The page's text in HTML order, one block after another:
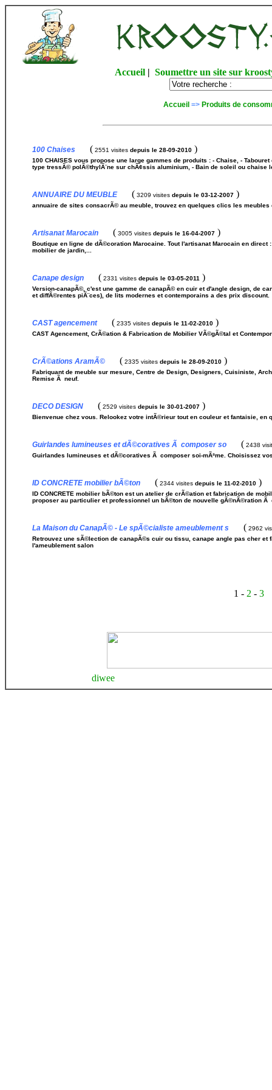
Accueil |Soumettre un site sur
Accueil => Produits de
100 Chaises ( 2551 visites depuis le 28-09-2010 )
100 CHAISES vous propose une large gammes de produits : - Chaise, -
type tressÃ© polÃ©thylÃ¨ne sur chÃ¢ssis aluminium, - Bain de soleil ou chaise
ANNUAIRE DU MEUBLE( 3209 visites depuis le 03-12-2007 )
annuaire de sites consacrÃ© au meuble, trouvez en quelques clics les meubles
Artisanat Marocain ( 3005 visites depuis le 16-04-2007 )
Boutique en ligne de dÃ©coration Marocaine. Tout l'artisanat Marocain en
mobilier de jardin,...
Canape design ( 2331 visites depuis le 03-05-2011 )
Version-canapÃ©, c'est une gamme de canapÃ© en cuir et d'angle design, de
et diffÃ©rentes piÃ¨ces), de lits modernes et contemporains a des prix discount.
CAST agencement( 2335 visites depuis le 11-02-2010 )
CAST Agencement, CrÃ©ation & Fabrication de Mobilier VÃ©gÃ©tal et
CrÃ©ations AramÃ© ( 2335 visites depuis le 28-09-2010 )
Fabriquant de meuble sur mesure, Centre de Design, Designers, Cuisiniste,
Remise Ã neuf.
DECO DESIGN ( 2529 visites depuis le 30-01-2007 )
Bienvenue chez vous. Relookez votre intÃ©rieur tout en couleur et fantaisie, en
Guirlandes lumineuses et dÃ©coratives Ã composer so ( 2438
Guirlandes lumineuses et dÃ©coratives Ã composer soi-mÃªme. Choisissez
ID CONCRETE mobilier bÃ©ton ( 2344 visites depuis le 11-02-2010 )
ID CONCRETE mobilier bÃ©ton est un atelier de crÃ©ation et fabrication de
proposer au particulier et professionnel un bÃ©ton de nouvelle gÃ©nÃ©ration Ã
La Maison du CanapÃ© - Le spÃ©cialiste ameublement s ( 2962
Retrouvez une sÃ©lection de canapÃ©s cuir ou tissu, canape angle pas cher
l'ameublement salon
1 - 2 - 3
diwee